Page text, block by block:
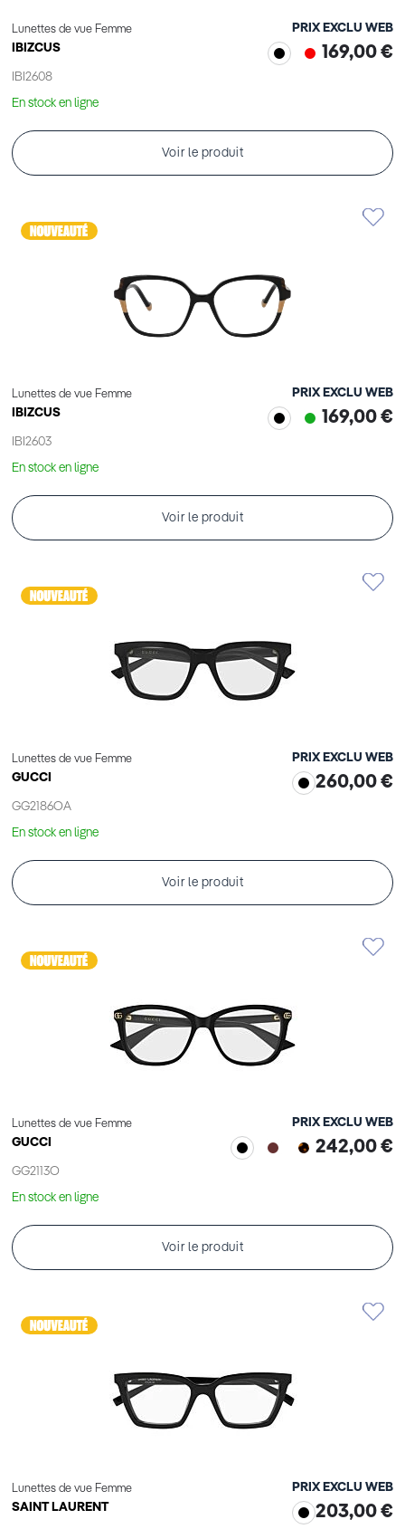
Lunettes de vue Femme
IBIZCUS
IBI2608
PRIX EXCLU WEB
169,00 €
En stock en ligne
Voir le produit
Lunettes de vue Femme
IBIZCUS
IBI2603
PRIX EXCLU WEB
169,00 €
En stock en ligne
Voir le produit
Lunettes de vue Femme
GUCCI
GG2186OA
PRIX EXCLU WEB
260,00 €
En stock en ligne
Voir le produit
Lunettes de vue Femme
GUCCI
GG2113O
PRIX EXCLU WEB
242,00 €
En stock en ligne
Voir le produit
Lunettes de vue Femme
SAINT LAURENT
PRIX EXCLU WEB
203,00 €